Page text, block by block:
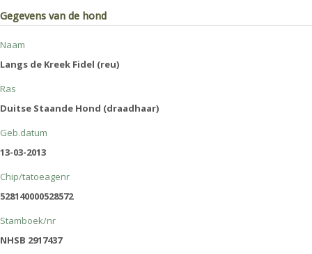
Gegevens van de hond
Naam
Langs de Kreek Fidel (reu)
Ras
Duitse Staande Hond (draadhaar)
Geb.datum
13-03-2013
Chip/tatoeagenr
528140000528572
Stamboek/nr
NHSB 2917437